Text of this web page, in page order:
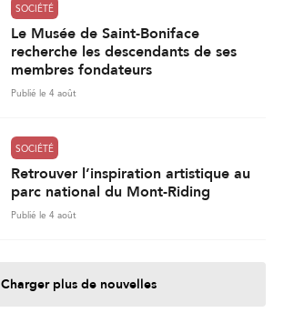
SOCIÉTÉ
Le Musée de Saint-Boniface
recherche les descendants de ses
membres fondateurs
Publié le 4 août
SOCIÉTÉ
Retrouver l’inspiration artistique au
parc national du Mont-Riding
Publié le 4 août
Charger plus de nouvelles